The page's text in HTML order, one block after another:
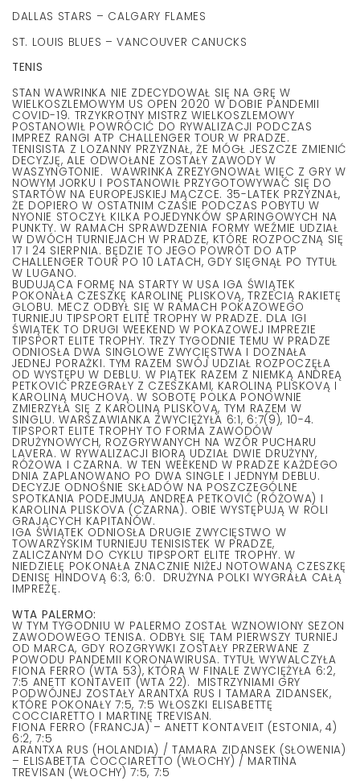
DALLAS STARS – CALGARY FLAMES
ST. LOUIS BLUES – VANCOUVER CANUCKS
TENIS
STAN WAWRINKA NIE ZDECYDOWAŁ SIĘ NA GRĘ W
WIELKOSZLEMOWYM US OPEN 2020 W DOBIE PANDEMII
COVID-19. TRZYKROTNY MISTRZ WIELKOSZLEMOWY
POSTANOWIŁ POWRÓCIĆ DO RYWALIZACJI PODCZAS
IMPREZ RANGI ATP CHALLENGER TOUR W PRADZE.
TENISISTA Z LOZANNY PRZYZNAŁ, ŻE MÓGŁ JESZCZE ZMIENIĆ
DECYZJĘ, ALE ODWOŁANE ZOSTAŁY ZAWODY W
WASZYNGTONIE. WAWRINKA ZREZYGNOWAŁ WIĘC Z GRY W
NOWYM JORKU I POSTANOWIŁ PRZYGOTOWYWAĆ SIĘ DO
STARTÓW NA EUROPEJSKIEJ MĄCZCE. 35-LATEK PRZYZNAŁ,
ŻE DOPIERO W OSTATNIM CZASIE PODCZAS POBYTU W
NYONIE STOCZYŁ KILKA POJEDYNKÓW SPARINGOWYCH NA
PUNKTY. W RAMACH SPRAWDZENIA FORMY WEŹMIE UDZIAŁ
W DWÓCH TURNIEJACH W PRADZE, KTÓRE ROZPOCZNĄ SIĘ
17 I 24 SIERPNIA. BĘDZIE TO JEGO POWRÓT DO ATP
CHALLENGER TOUR PO 10 LATACH, GDY SIĘGNĄŁ PO TYTUŁ
W LUGANO.
BUDUJĄCA FORMĘ NA STARTY W USA IGA ŚWIĄTEK
POKONAŁA CZESZKĘ KAROLINĘ PLISKOVĄ, TRZECIĄ RAKIETĘ
GLOBU. MECZ ODBYŁ SIĘ W RAMACH POKAZOWEGO
TURNIEJU TIPSPORT ELITE TROPHY W PRADZE. DLA IGI
ŚWIĄTEK TO DRUGI WEEKEND W POKAZOWEJ IMPREZIE
TIPSPORT ELITE TROPHY. TRZY TYGODNIE TEMU W PRADZE
ODNIOSŁA DWA SINGLOWE ZWYCIĘSTWA I DOZNAŁA
JEDNEJ PORAŻKI. TYM RAZEM SWÓJ UDZIAŁ ROZPOCZĘŁA
OD WYSTĘPU W DEBLU. W PIĄTEK RAZEM Z NIEMKĄ ANDREĄ
PETKOVIĆ PRZEGRAŁY Z CZESZKAMI, KAROLINĄ PLISKOVĄ I
KAROLINĄ MUCHOVĄ. W SOBOTĘ POLKA PONOWNIE
ZMIERZYŁA SIĘ Z KAROLINĄ PLISKOVĄ, TYM RAZEM W
SINGLU. WARSZAWIANKA ZWYCIĘŻYŁA 6:1, 6:7(9), 10-4.
TIPSPORT ELITE TROPHY TO FORMA ZAWODÓW
DRUŻYNOWYCH, ROZGRYWANYCH NA WZÓR PUCHARU
LAVERA. W RYWALIZACJI BIORĄ UDZIAŁ DWIE DRUŻYNY,
RÓŻOWA I CZARNA. W TEN WEEKEND W PRADZE KAŻDEGO
DNIA ZAPLANOWANO PO DWA SINGLE I JEDNYM DEBLU.
DECYZJE ODNOŚNIE SKŁADÓW NA POSZCZEGÓLNE
SPOTKANIA PODEJMUJĄ ANDREA PETKOVIĆ (RÓŻOWA) I
KAROLINA PLISKOVA (CZARNA). OBIE WYSTĘPUJĄ W ROLI
GRAJĄCYCH KAPITANÓW.
IGA ŚWIĄTEK ODNIOSŁA DRUGIE ZWYCIĘSTWO W
TOWARZYSKIM TURNIEJU TENISISTEK W PRADZE,
ZALICZANYM DO CYKLU TIPSPORT ELITE TROPHY. W
NIEDZIELĘ POKONAŁA ZNACZNIE NIŻEJ NOTOWANĄ CZESZKĘ
DENISĘ HINDOVĄ 6:3, 6:0. DRUŻYNA POLKI WYGRAŁA CAŁĄ
IMPREZĘ.
WTA PALERMO:
W TYM TYGODNIU W PALERMO ZOSTAŁ WZNOWIONY SEZON
ZAWODOWEGO TENISA. ODBYŁ SIĘ TAM PIERWSZY TURNIEJ
OD MARCA, GDY ROZGRYWKI ZOSTAŁY PRZERWANE Z
POWODU PANDEMII KORONAWIRUSA. TYTUŁ WYWALCZYŁA
FIONA FERRO (WTA 53), KTÓRA W FINALE ZWYCIĘŻYŁA 6:2,
7:5 ANETT KONTAVEIT (WTA 22). MISTRZYNIAMI GRY
PODWÓJNEJ ZOSTAŁY ARANTXA RUS I TAMARA ZIDANSEK,
KTÓRE POKONAŁY 7:5, 7:5 WŁOSZKI ELISABETTĘ
COCCIARETTO I MARTINĘ TREVISAN.
FIONA FERRO (FRANCJA) – ANETT KONTAVEIT (ESTONIA, 4)
6:2, 7:5
ARANTXA RUS (HOLANDIA) / TAMARA ZIDANSEK (SŁOWENIA)
– ELISABETTA COCCIARETTO (WŁOCHY) / MARTINA
TREVISAN (WŁOCHY) 7:5, 7:5